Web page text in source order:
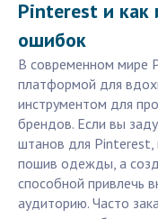
Pinterest и как
ошибок
В современном мире
платформой для
инструментом для
брендов. Если вы
штанов для Pinterest,
пошив одежды, а
способной привлечь
аудиторию. Часто